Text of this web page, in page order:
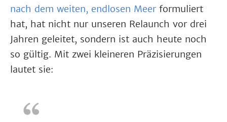
nach dem weiten, endlosen Meer formuliert
hat, hat nicht nur unseren Relaunch vor drei
Jahren geleitet, sondern ist auch heute noch
so gültig. Mit zwei kleineren Präzisierungen
lautet sie: